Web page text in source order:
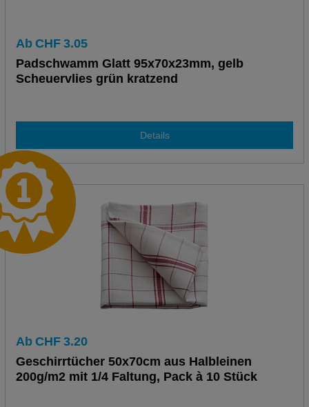
Ab CHF 3.05
Padschwamm Glatt 95x70x23mm, gelb
Scheuervlies grün kratzend
Details
Ab CHF 3.20
Geschirrtücher 50x70cm aus Halbleinen
200g/m2 mit 1/4 Faltung, Pack à 10 Stück